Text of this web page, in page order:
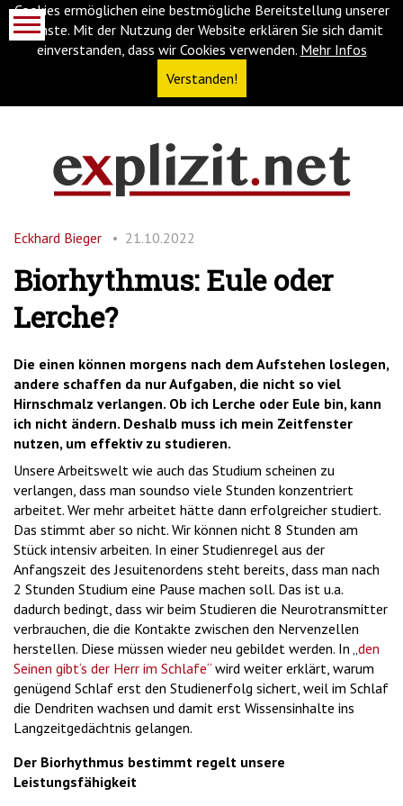
Cookies ermöglichen eine bestmögliche Bereitstellung unserer
Dienste. Mit der Nutzung der Website erklären Sie sich damit
einverstanden, dass wir Cookies verwenden. Mehr Infos
Verstanden!
(Accesskey
Navigation
(Accesskey
Suche
springen
(Accesskey
'2')
Eckhard Bieger 21.10.2022
Biorhythmus: Eule oder
Lerche?
Die einen können morgens nach dem Aufstehen loslegen,
andere schaffen da nur Aufgaben, die nicht so viel
Hirnschmalz verlangen. Ob ich Lerche oder Eule bin, kann
ich nicht ändern. Deshalb muss ich mein Zeitfenster
nutzen, um effektiv zu studieren.
Unsere Arbeitswelt wie auch das Studium scheinen zu
verlangen, dass man soundso viele Stunden konzentriert
arbeitet. Wer mehr arbeitet hätte dann erfolgreicher studiert.
Das stimmt aber so nicht. Wir können nicht 8 Stunden am
Stück intensiv arbeiten. In einer Studienregel aus der
Anfangszeit des Jesuitenordens steht bereits, dass man nach
2 Stunden Studium eine Pause machen soll. Das ist u.a.
dadurch bedingt, dass wir beim Studieren die Neurotransmitter
verbrauchen, die die Kontakte zwischen den Nervenzellen
herstellen. Diese müssen wieder neu gebildet werden. In „den
Seinen gibt‘s der Herr im Schlafe“ wird weiter erklärt, warum
genügend Schlaf erst den Studienerfolg sichert, weil im Schlaf
die Dendriten wachsen und damit erst Wissensinhalte ins
Langzeitgedächtnis gelangen.
Der Biorhythmus bestimmt regelt unsere
Leistungsfähigkeit